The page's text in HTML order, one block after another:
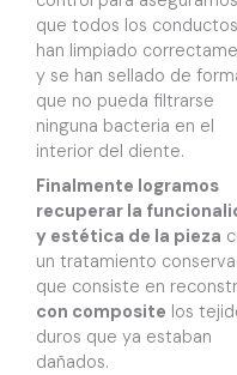
que todos los
han limpiado
y se han sellado de
que no pueda filtrarse
ninguna bacteria en el
interior del diente.
Finalmente logramos
recuperar la
y estética de la pieza
un tratamiento
que consiste en
con composite los
duros que ya estaban
dañados.